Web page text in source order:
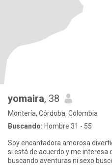
yomaira, 38
Montería, Córdoba, Colombia
Buscando: Hombre 31 - 55
Soy encantadora amorosa
si está de acuerdo y me interesa
buscando aventuras ni sexo